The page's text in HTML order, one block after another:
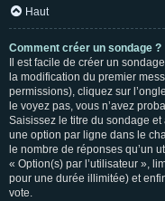
Haut
Comment créer un sondage ?
Il est facile de créer un
la modification du premier
permissions), cliquez sur
le voyez pas, vous n’avez
Saisissez le titre du sondage
une option par ligne dans le
le nombre de réponses qu’un
« Option(s) par l’utilisateur »,
pour une durée illimitée) et
vote.